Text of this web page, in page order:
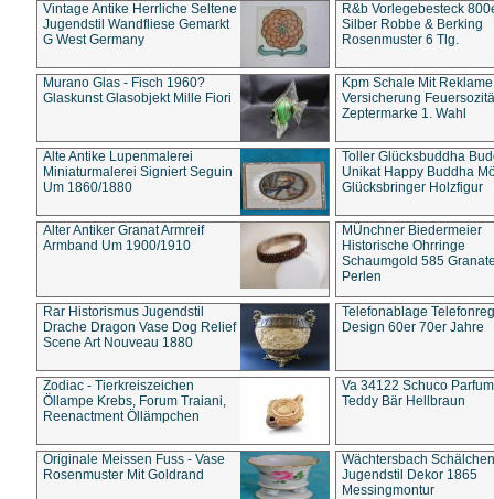
Vintage Antike Herrliche Seltene
Jugendstil Wandfliese Gemarkt
G West Germany
R&b Vorlegebesteck
Silber Robbe & Berking
Rosenmuster 6 Tlg.
Murano Glas - Fisch 1960?
Glaskunst Glasobjekt Mille Fiori
Kpm Schale Mit Reklame
Versicherung
Zeptermarke 1. Wahl
Alte Antike Lupenmalerei
Miniaturmalerei Signiert Seguin
Um 1860/1880
Toller Glücksbuddha
Unikat Happy Buddha
Glücksbringer Holzfigur
Alter Antiker Granat Armreif
Armband Um 1900/1910
MÜnchner Biedermeier
Historische Ohrringe
Schaumgold 585
Perlen
Rar Historismus Jugendstil
Drache Dragon Vase Dog Relief
Scene Art Nouveau 1880
Telefonablage
Design 60er 70er Jahre
Zodiac - Tierkreiszeichen
Öllampe Krebs, Forum Traiani,
Reenactment Öllämpchen
Va 34122 Schuco
Teddy Bär Hellbraun
Originale Meissen Fuss - Vase
Rosenmuster Mit Goldrand
Wächtersbach Schälchen
Jugendstil Dekor 1865
Messingmontur